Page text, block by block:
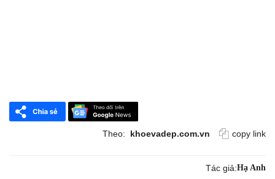
Theo: khoevadep.com.vn copy link
Tác giả:Hạ Anh